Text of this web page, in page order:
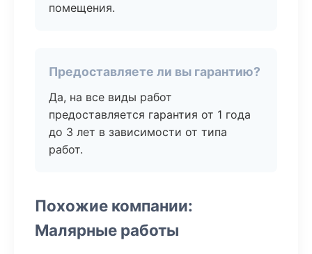
помещения.
Предоставляете ли вы гарантию?
Да, на все виды работ
предоставляется гарантия от 1 года
до 3 лет в зависимости от типа
работ.
Похожие компании:
Малярные работы